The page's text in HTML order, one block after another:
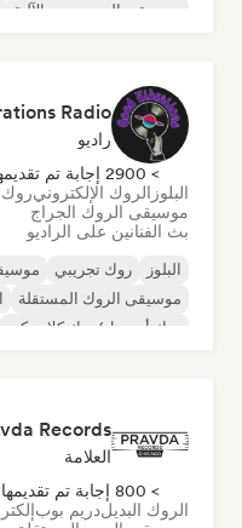
موسيقى الهيب هوب الآلية
Radio
راديو
> 2900 إجابة تم تقديمها
البلوز الروك الإلكترونيروك
موسيقى الروك الجراج
بث الفنانين على الراديو
البلوز روك تجريبي
موسيقى الروك المستقلة
روك أند رول/روك كلاسيكي
Records
العلامة
> 800 إجابة تم تقديمها
الروك البديلدريم بوب